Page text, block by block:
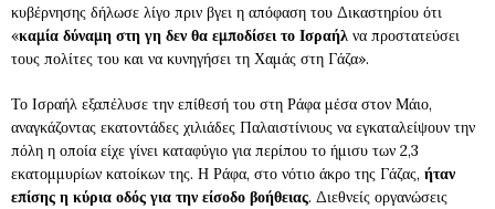
κυβέρνησης δήλωσε λίγο πριν βγει η απόφαση του Δικαστηρίου ότι
«καμία δύναμη στη γη δεν θα εμποδίσει το Ισραήλ να προστατεύσει
τους πολίτες του και να κυνηγήσει τη Χαμάς στη Γάζα».
Το Ισραήλ εξαπέλυσε την επίθεσή του στη Ράφα μέσα στον Μάιο,
αναγκάζοντας εκατοντάδες χιλιάδες Παλαιστίνιους να εγκαταλείψουν την
πόλη η οποία είχε γίνει καταφύγιο για περίπου το ήμισυ των 2,3
εκατομμυρίων κατοίκων της. Η Ράφα, στο νότιο άκρο της Γάζας, ήταν
επίσης η κύρια οδός για την είσοδο βοήθειας. Διεθνείς οργανώσεις